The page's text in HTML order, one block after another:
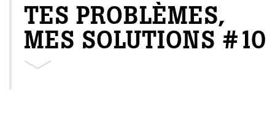
TES PROBLÈMES,
MES SOLUTIONS #10